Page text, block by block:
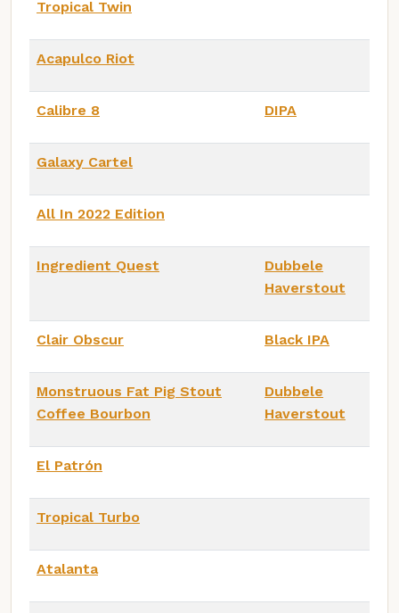
Tropical Twin
Acapulco Riot
Calibre 8 DIPA
Galaxy Cartel
All In 2022 Edition
Ingredient Quest
Dubbele
Haverstout
Clair Obscur Black IPA
Monstruous Fat Pig Stout
Coffee Bourbon
Dubbele
Haverstout
El Patrón
Tropical Turbo
Atalanta